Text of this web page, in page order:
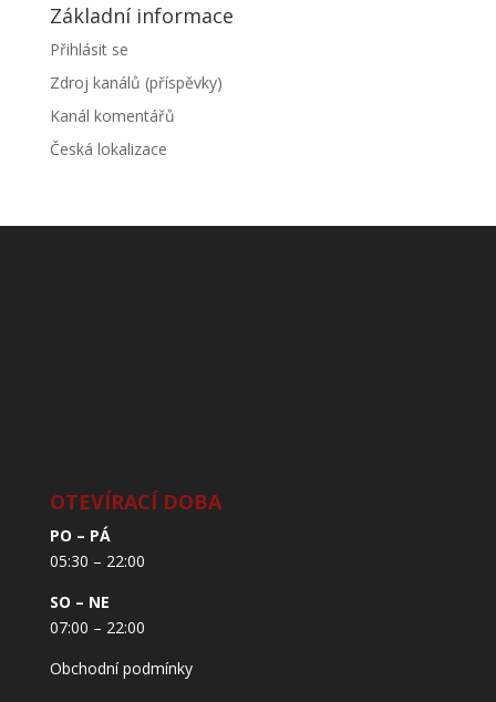
Základní informace
Přihlásit se
Zdroj kanálů (příspěvky)
Kanál komentářů
Česká lokalizace
OTEVÍRACÍ DOBA
PO – PÁ
05:30 – 22:00
SO – NE
07:00 – 22:00
Obchodní podmínky